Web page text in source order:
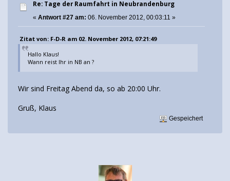
Re: Tage der Raumfahrt in Neubrandenburg
« Antwort #27 am: 06. November 2012, 00:03:11 »
Zitat von: F-D-R am 02. November 2012, 07:21:49
Hallo Klaus!
Wann reist Ihr in NB an ?
Wir sind Freitag Abend da, so ab 20:00 Uhr.
Gruß, Klaus
Gespeichert